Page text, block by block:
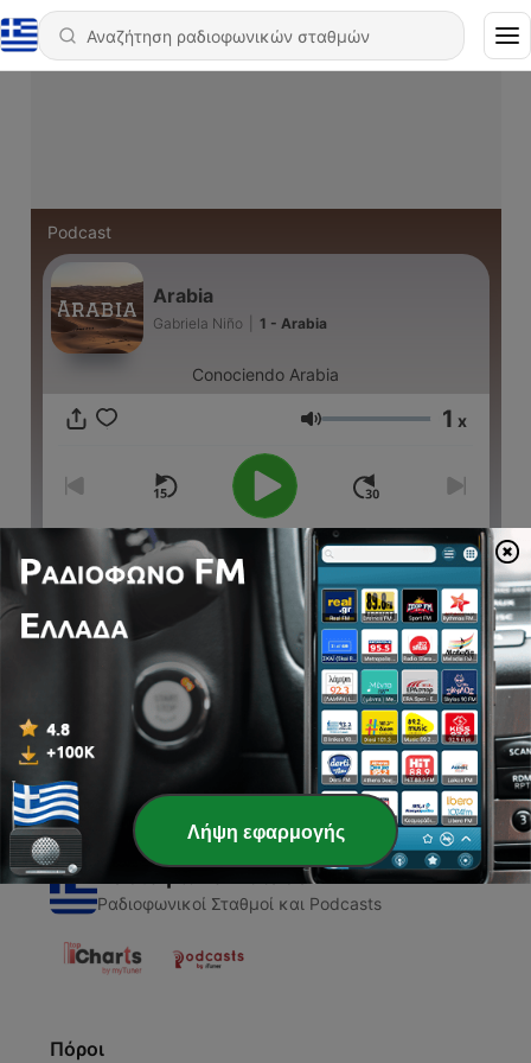
Podcast
Arabia
Gabriela Niño 1 - Arabia
Conociendo Arabia
Ένταση 1 x
00:00
Επεισόδια
29 Ιούλ 2021
Ραδιόφωνο Ελλάδα
Ραδιοφωνικοί Σταθμοί και Podcasts
Πόροι
Λήψη εφαρμογής